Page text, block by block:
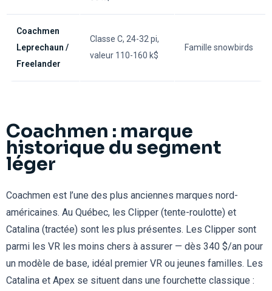
Coachmen
Leprechaun /
Freelander
Classe C, 24-32 pi,
valeur 110-160 k$
Famille snowbirds
Coachmen : marque
historique du segment
léger
Coachmen est l’une des plus anciennes marques nord-
américaines. Au Québec, les Clipper (tente-roulotte) et
Catalina (tractée) sont les plus présentes. Les Clipper sont
parmi les VR les moins chers à assurer — dès 340 $/an pour
un modèle de base, idéal premier VR ou jeunes familles. Les
Catalina et Apex se situent dans une fourchette classique :